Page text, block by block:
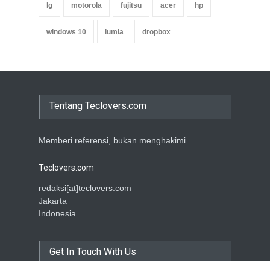
lg motorola fujitsu acer hp
windows 10 lumia dropbox
Tentang Teclovers.com
Memberi referensi, bukan menghakimi
Teclovers.com
redaksi[at]teclovers.com
Jakarta
Indonesia
Get In Touch With Us